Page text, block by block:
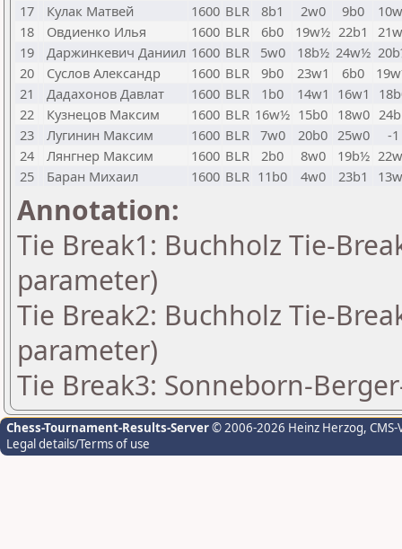
17
Кулак Матвей 1600 BLR 8b1 2w0 9b0
18
Овдиенко Илья 1600 BLR 6b0 19w½ 22b1
19
Даржинкевич Даниил 1600 BLR 5w0 18b½ 24w½
20
Суслов Александр 1600 BLR 9b0 23w1 6b0
21
Дадахонов Давлат 1600 BLR 1b0 14w1 16w1
22
Кузнецов Максим 1600 BLR 16w½ 15b0 18w0
23
Лугинин Максим 1600 BLR 7w0 20b0 25w0
-1
24
Лянгнер Максим 1600 BLR 2b0 8w0 19b½
25
Баран Михаил 1600 BLR 11b0 4w0 23b1
Annotation:
Tie Break1: Buchholz Tie-
parameter)
Tie Break2: Buchholz Tie-
parameter)
Tie Break3: Sonneborn-
Chess-Tournament-Results-Server© 2006-2026 Heinz Herzog,
Legal details/Terms of use